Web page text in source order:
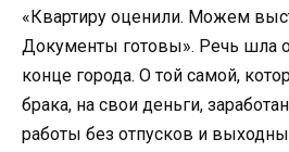
«Квартиру оценили. Можем
Документы готовы». Речь шла
конце города. О той самой,
брака, на свои деньги,
работы без отпусков и